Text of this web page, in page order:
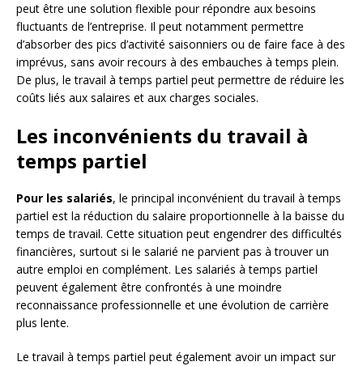
peut être une solution flexible pour répondre aux besoins
fluctuants de l’entreprise. Il peut notamment permettre
d’absorber des pics d’activité saisonniers ou de faire face à des
imprévus, sans avoir recours à des embauches à temps plein.
De plus, le travail à temps partiel peut permettre de réduire les
coûts liés aux salaires et aux charges sociales.
Les inconvénients du travail à
temps partiel
Pour les salariés, le principal inconvénient du travail à temps
partiel est la réduction du salaire proportionnelle à la baisse du
temps de travail. Cette situation peut engendrer des difficultés
financières, surtout si le salarié ne parvient pas à trouver un
autre emploi en complément. Les salariés à temps partiel
peuvent également être confrontés à une moindre
reconnaissance professionnelle et une évolution de carrière
plus lente.
Le travail à temps partiel peut également avoir un impact sur